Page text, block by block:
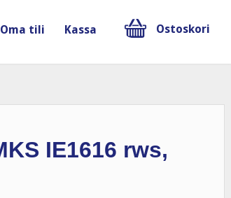
Oma tili Kassa Ostoskori
IE1616 rws,